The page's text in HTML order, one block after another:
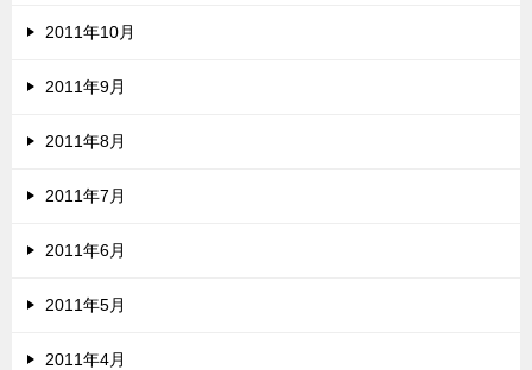
2011年10月
2011年9月
2011年8月
2011年7月
2011年6月
2011年5月
2011年4月